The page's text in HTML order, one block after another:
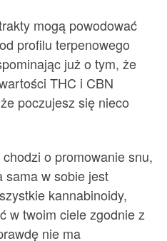
mogą powodować
profilu terpenowego
już o tym, że
THC i CBN
poczujesz się nieco
o promowanie snu,
sama w sobie jest
kannabinoidy,
w twoim ciele zgodnie z
nie ma